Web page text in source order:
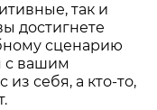
так и
достигнете
сценарию
с вашим
себя, а кто-то,